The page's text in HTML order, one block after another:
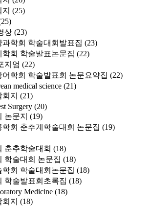
(25)
상 (23)
학회 학술대회발표집 (23)
회 학술발표논문집 (22)
지엄 (22)
학회 학술발표회 논문요약집 (22)
medical science (21)
지 (21)
Surgery (20)
논문지 (19)
회 춘추계학술대회 논문집 (19)
춘추학술대회 (18)
학술대회 논문집 (18)
회 학술대회논문집 (18)
학술발표회초록집 (18)
Medicine (18)
지 (18)